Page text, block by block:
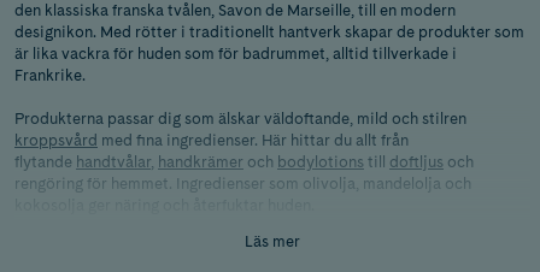
den klassiska franska tvålen, Savon de Marseille, till en modern
designikon. Med rötter i traditionellt hantverk skapar de produkter som
är lika vackra för huden som för badrummet, alltid tillverkade i
Frankrike.
Produkterna passar dig som älskar väldoftande, mild och stilren
kroppsvård med fina ingredienser. Här hittar du allt från
flytande handtvålar, handkrämer och bodylotions till doftljus och
rengöring för hemmet. Ingredienser som olivolja, mandelolja och
Oavsett om du vill skämma bort dig själv eller hitta en lyxig present är
Läs mer